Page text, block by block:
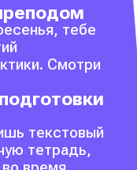
тебе
Смотри
текстовый
тетрадь,